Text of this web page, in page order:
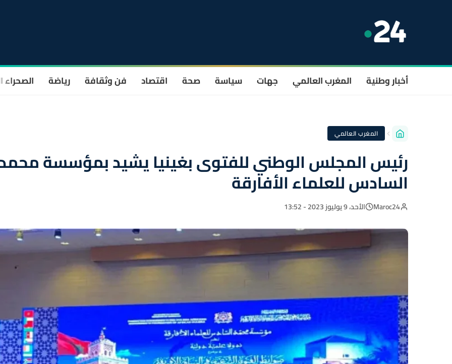
أخبار وطنية المغرب العالمي جهات سياسة صحة اقتصاد فن وثقافة رياضة الصحراء
المغرب العالمي
رئيس المجلس الوطني للفتوى بغينيا يشيد بمؤسسة
السادس للعلماء الأفارقة
Maroc24 الأحد، 9 يوليوز 2023 - 13:52